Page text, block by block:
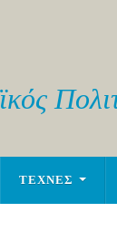
ΤΕΧΝΕΣ